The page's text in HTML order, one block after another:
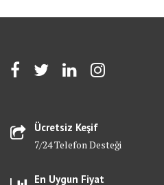
Ücretsiz Keşif
7/24 Telefon Desteği
En Uygun Fiyat